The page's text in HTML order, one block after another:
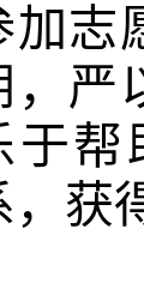
加志
，严
于帮
，获